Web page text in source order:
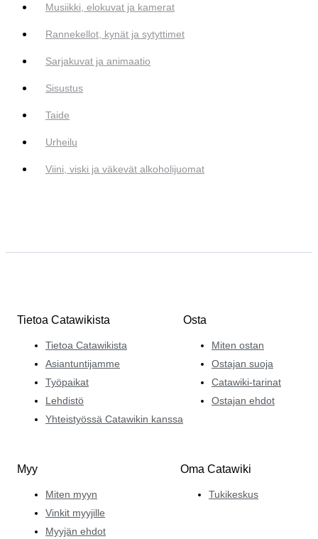
Musiikki, elokuvat ja kamerat
Rannekellot, kynät ja sytyttimet
Sarjakuvat ja animaatio
Sisustus
Taide
Urheilu
Viini, viski ja väkevät alkoholijuomat
Tietoa Catawikista
Tietoa Catawikista
Asiantuntijamme
Työpaikat
Lehdistö
Yhteistyössä Catawikin kanssa
Osta
Miten ostan
Ostajan suoja
Catawiki-tarinat
Ostajan ehdot
Myy
Miten myyn
Vinkit myyjille
Myyjän ehdot
Oma Catawiki
Tukikeskus